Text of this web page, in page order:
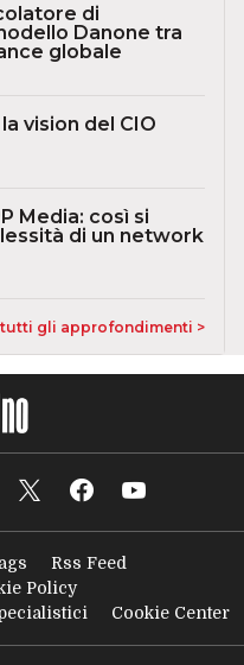
di
Danone tra
globale
la vision del CIO
Media: così si
di un network
gli approfondimenti >
Rss Feed
Policy
Cookie Center